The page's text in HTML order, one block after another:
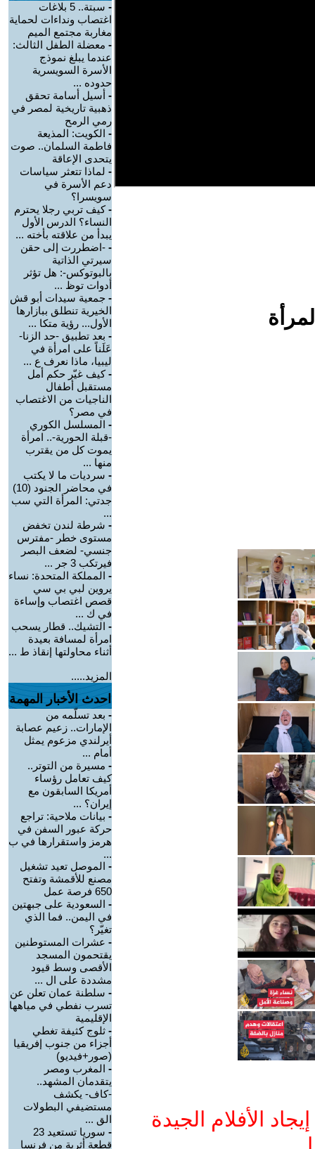
الأفلام الجيدة
-
سبتة.. 5 بلاغات
اغتصاب ونداءات لحماية
مغاربة مجتمع الميم
- معضلة الطفل الثالث:
عندما يبلغ نموذج
الأسرة السويسرية
حدوده ...
- أسيل أسامة تحقق
ذهبية تاريخية لمصر في
رمي الرمح
- الكويت: المذيعة
فاطمة السلمان.. صوت
يتحدى الإعاقة
- لماذا تتعثر سياسات
دعم الأسرة في
سويسرا؟
-كيف تربي رجلا يحترم
النساء؟ الدرس الأول
يبدأ من علاقته بأخته ...
- -اضطررت إلى حقن
سيرتي الذاتية
بالبوتوكس-: هل تؤثر
أدوات توظ ...
- جمعية سيدات أبو قش
الخيرية تنطلق ببازارها
الأول... رؤية متكا ...
- بعد تطبيق -حد الزنا-
عَلَناً على امرأة في
ليبيا، ماذا نعرف ع ...
-كيف غيّر حكم أمل
مستقبل أطفال
الناجيات من الاغتصاب
في مصر؟
- المسلسل الكوري
-قبلة الحورية-.. امرأة
يموت كل من يقترب
منها ...
- سرديات ما لا يكتب
في محاضر الجنود (10)
جدتي: المرأة التي سب
...
- شرطة لندن تخفض
مستوى خطر -مفترس
جنسي- لضعف البصر
فيرتكب 3 جر ...
- المملكة المتحدة: نساء
يروين لبي بي سي
قصص اغتصاب وإساءة
في ك ...
- التشيك.. قطار يسحب
امرأة لمسافة بعيدة
أثناء محاولتها إنقاذ ط ...
المزيد.....
احدث الأخبار المهمة
- بعد تسلّمه من
الإمارات.. زعيم عصابة
أيرلندي مزعوم يمثل
أمام ...
- مسيرة من التوتر..
كيف تعامل رؤساء
أمريكا السابقون مع
إيران؟ ...
- بيانات ملاحية: تراجع
حركة عبور السفن في
هرمز واستقرارها في ب
...
- الموصل تعيد تشغيل
مصنع للأقمشة وتفتح
650 فرصة عمل
- السعودية على جبهتين
في اليمن.. فما الذي
تغيّر؟
- عشرات المستوطنين
يقتحمون المسجد
الأقصى وسط قيود
مشددة على ال ...
- سلطنة عمان تعلن عن
تسرب نفطي في مياهها
الإقليمية
- ثلوج كثيفة تغطي
أجزاء من جنوب إفريقيا
(صور+فيديو)
- المغرب ومصر
يتقدمان المشهد..
-كاف- يكشف
مستضيفي البطولات
الق ...
-
سوريا تستعيد 23
قطعة أثرية من فرنسا